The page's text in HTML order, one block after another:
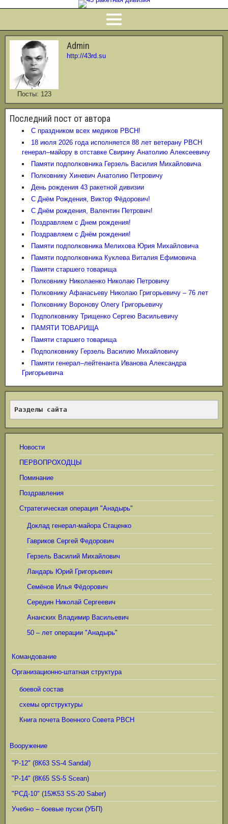
Посты: 123
Admin
http://43rd.su
Последний пост от автора
С праздником всех медиков РВСН!
18 июля 2026 года исполняется 88 лет ветерану РВСН
генерал–майору в отставке Свирину Анатолию Алексеевичу
Памяти подполковника Герзель Василия Михайловича
Полковнику Хиневич Анатолию Петровичу
День рождения 43 ракетной дивизии
С Днём Рождения, Виктор Фёдорович!
С Днём рождения, Валентин Петрович!
Поздравляем с Днем рождения!
Поздравляем с Днём рождения!
Памяти подполковника Мелихова Юрия Михайловича
Памяти подполковника Куклева Виталия Ефимовича
Памяти старшего товарища
Полковнику Николаенко Николаю Петровичу
Полковнику Афанасьеву Николаю Григорьевичу – 76 лет
Полковнику Воронову Олегу Григорьевичу
Подполковнику Трищенко Сергею Васильевичу
ПАМЯТИ ТОВАРИЩА
Памяти старшего товарища
Подполковнику Герзель Василию Михайловичу
Памяти генерал‒лейтенанта Иванова Александра
Григорьевича
Разделы сайта
Новости
ПЕРВОПРОХОДЦЫ
Поминание
Поздравления
Стратегическая операция "Анадырь"
Доклад генерал-майора Стаценко
Гавриков Сергей Федорович
Герзель Василий Михайлович
Ландарь Юрий Григорьевич
Семёнов Илья Фёдорович
Середин Николай Сергеевич
Ананских Владимир Васильевич
50 – лет операции "Анадырь"
Командование
Организационно-штатная структура
боевой состав
схемы оргструктуры
Книга почета Военного Совета РВСН
Вооружение
"Р-12" (8К63 SS-4 Sandal)
"Р-14" (8К65 SS-5 Scean)
"РСД-10" (15Ж53 SS-20 Saber)
Учебно – боевые пуски (УБП)